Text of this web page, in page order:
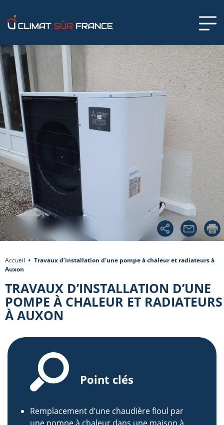
Accueil
Travaux d’installation d’une pompe à chaleur et radiateurs à
Auxon
TRAVAUX D’INSTALLATION D’UNE
POMPE À CHALEUR ET RADIATEURS
À AUXON
Point clés
Remplacement d’une chaudière fioul par